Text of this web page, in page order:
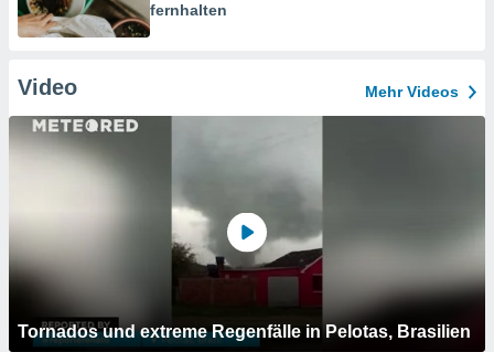
fernhalten
Video Mehr Videos
Tornados und extreme Regenfälle in Pelotas, Brasilien